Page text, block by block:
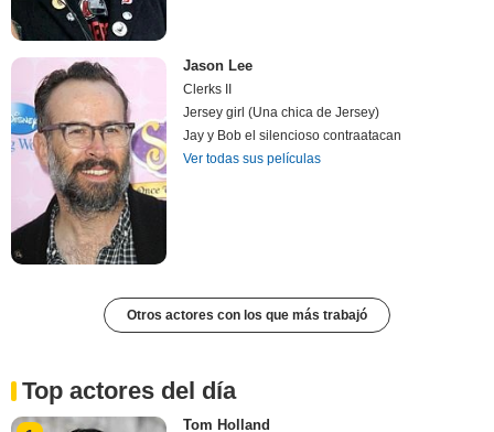
Jason Lee
Clerks II
Jersey girl (Una chica de Jersey)
Jay y Bob el silencioso contraatacan
Ver todas sus películas
Otros actores con los que más trabajó
Top actores del día
Tom Holland